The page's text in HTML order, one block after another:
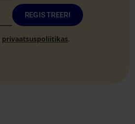
REGISTREERI
privaatsuspoliitikas.